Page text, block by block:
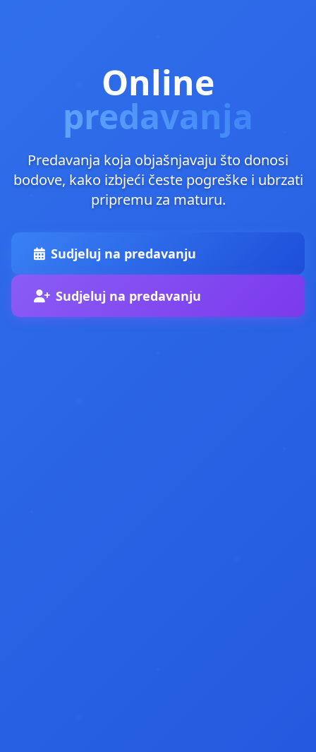
Online
predavanja
Predavanja koja objašnjavaju što donosi
bodove, kako izbjeći česte pogreške i ubrzati
pripremu za maturu.
Sudjeluj na predavanju
Sudjeluj na predavanju